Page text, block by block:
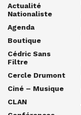
Actualité
Nationaliste
Agenda
Boutique
Cédric Sans
Filtre
Cercle Drumont
Ciné – Musique
CLAN